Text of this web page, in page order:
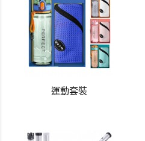
運動套裝